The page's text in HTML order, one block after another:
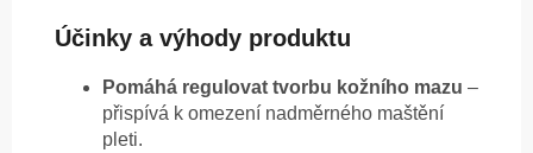
Účinky a výhody produktu
Pomáhá regulovat tvorbu kožního mazu –
přispívá k omezení nadměrného maštění
pleti.